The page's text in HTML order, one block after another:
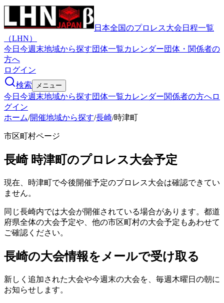
日本全国のプロレス大会日程一覧
（LHN）
今日 今週末地域から探す団体一覧カレンダー団体・関係者の
方へ
ログイン
検索
メニュー
今日 今週末地域から探す団体一覧カレンダー関係者の方へロ
グイン
ホーム/開催地域から探す/長崎/時津町
市区町村ページ
長崎 時津町のプロレス大会予定
現在、時津町で今後開催予定のプロレス大会は確認できてい
ません。
同じ長崎内では大会が開催されている場合があります。都道
府県全体の大会予定や、他の市区町村の大会予定もあわせて
ご確認ください。
長崎の大会情報をメールで受け取る
新しく追加された大会や今週末の大会を、 毎週木曜日の朝に
お知らせします。